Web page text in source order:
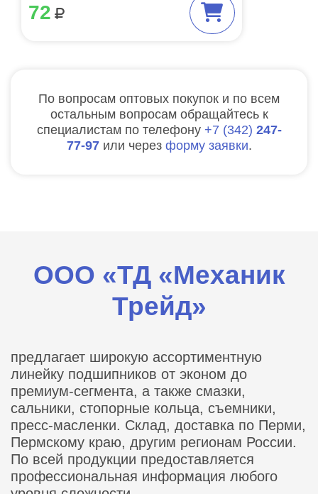
72
По вопросам оптовых покупок и по всем
остальным вопросам обращайтесь к
специалистам по телефону
7 342 247-
77-97 или через форму заявки.
ООО «ТД «Механик
Трейд»
предлагает широкую ассортиментную
линейку подшипников от эконом до
премиум-сегмента, а также смазки,
сальники, стопорные кольца, съемники,
пресс-масленки. Склад, доставка по Перми,
Пермскому краю, другим регионам России.
По всей продукции предоставляется
профессиональная информация любого